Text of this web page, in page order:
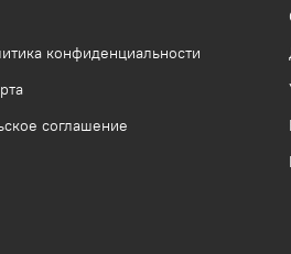
конфиденциальности
соглашение